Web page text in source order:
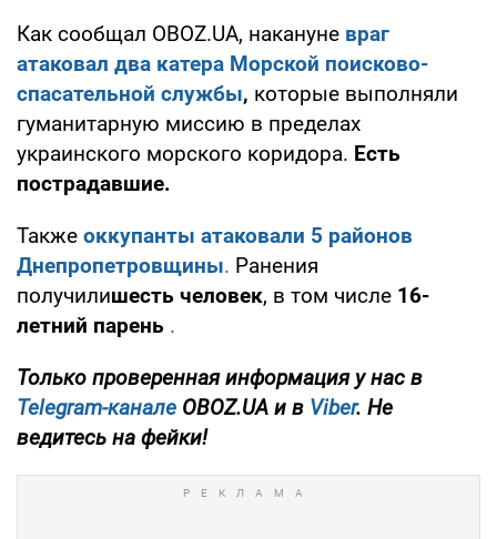
Как сообщал OBOZ.UA, накануне враг
атаковал два катера Морской поисково-
спасательной службы, которые выполняли
гуманитарную миссию в пределах
украинского морского коридора. Есть
пострадавшие.
Также оккупанты атаковали 5 районов
Днепропетровщины. Ранения
получилишесть человек, в том числе 16-
летний парень .
Только проверенная информация у нас в
Telegram-канале OBOZ.UA и в Viber. Не
ведитесь на фейки!